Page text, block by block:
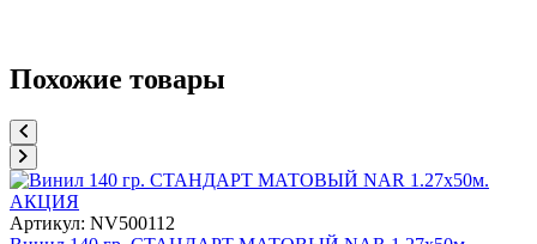
Похожие товары
Артикул: NV500112